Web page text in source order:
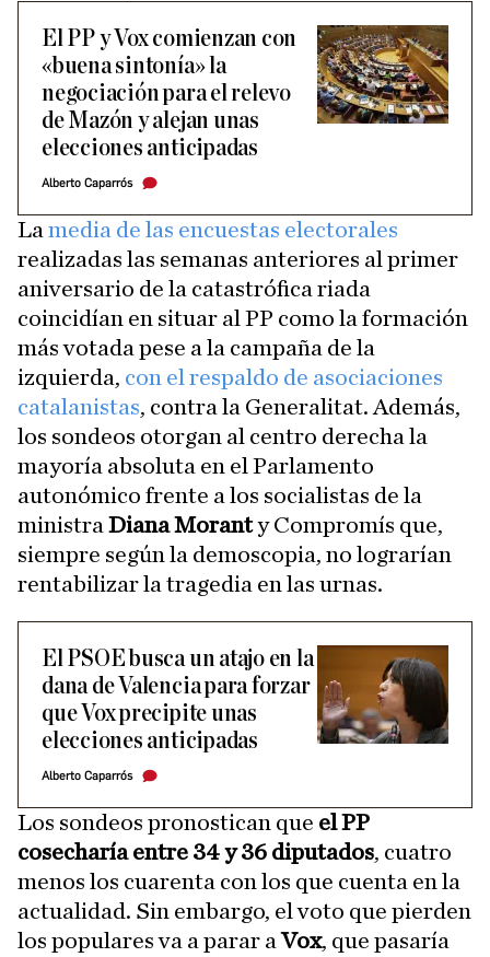
El PP y Vox comienzan con
«buena sintonía» la
negociación para el relevo
de Mazón y alejan unas
elecciones anticipadas
Alberto Caparrós
La media de las encuestas electorales
realizadas las semanas anteriores al primer
aniversario de la catastrófica riada
coincidían en situar al PP como la formación
más votada pese a la campaña de la
izquierda, con el respaldo de asociaciones
catalanistas, contra la Generalitat. Además,
los sondeos otorgan al centro derecha la
mayoría absoluta en el Parlamento
autonómico frente a los socialistas de la
ministra Diana Moranty Compromís que,
siempre según la demoscopia, no lograrían
rentabilizar la tragedia en las urnas.
El PSOE busca un atajo en la
dana de Valencia para forzar
que Vox precipite unas
elecciones anticipadas
Alberto Caparrós
Los sondeos pronostican que el PP
cosecharía entre 34 y 36 diputados, cuatro
menos los cuarenta con los que cuenta en la
actualidad. Sin embargo, el voto que pierden
los populares va a parar aVox, que pasaría